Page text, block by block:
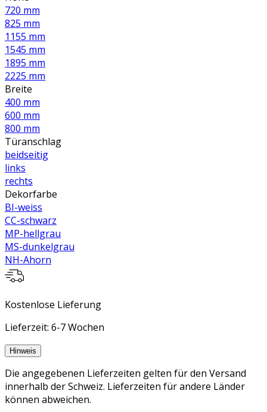
720 mm
825 mm
1155 mm
1545 mm
1895 mm
2225 mm
Breite
400 mm
600 mm
800 mm
Türanschlag
beidseitig
links
rechts
Dekorfarbe
BI-weiss
CC-schwarz
MP-hellgrau
MS-dunkelgrau
NH-Ahorn
Kostenlose Lieferung
Lieferzeit: 6-7 Wochen
Hinweis
Die angegebenen Lieferzeiten gelten für den Versand
innerhalb der Schweiz. Lieferzeiten für andere Länder
können abweichen.